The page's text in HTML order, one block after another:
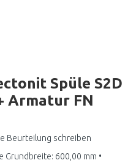
Spüle S2D
Armatur FN
Beurteilung schreiben
Grundbreite: 600,00 mm •